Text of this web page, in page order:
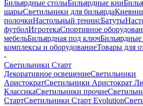
Бильярдные столыБильярдные кии
шарыСветильники для бильярда
полочкиНастольный теннисБатуты
футболИгротекаСпортивное
мебельБильярдная под ключБильярдные
комплексы и оборудованиеТовары для
-
Светильники Старт
Декоративное освещениеСветильники
АристократСветильники Аристократ
КлассикаСветильники прочие
СтартСветильники Старт Evolution